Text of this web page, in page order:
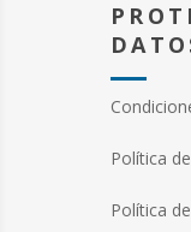
Política
Política